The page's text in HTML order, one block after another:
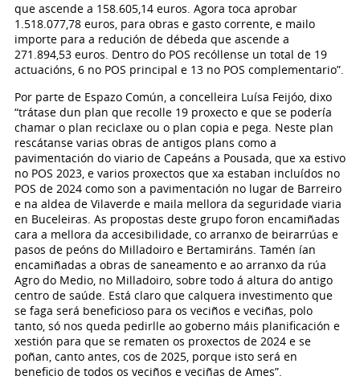
que ascende a 158.605,14 euros. Agora toca aprobar
1.518.077,78 euros, para obras e gasto corrente, e mailo
importe para a redución de débeda que ascende a
271.894,53 euros. Dentro do POS recóllense un total de 19
actuacións, 6 no POS principal e 13 no POS complementario”.
Por parte de Espazo Común, a concelleira Luísa Feijóo, dixo
“trátase dun plan que recolle 19 proxecto e que se podería
chamar o plan reciclaxe ou o plan copia e pega. Neste plan
rescátanse varias obras de antigos plans como a
pavimentación do viario de Capeáns a Pousada, que xa estivo
no POS 2023, e varios proxectos que xa estaban incluídos no
POS de 2024 como son a pavimentación no lugar de Barreiro
e na aldea de Vilaverde e maila mellora da seguridade viaria
en Buceleiras. As propostas deste grupo foron encamiñadas
cara a mellora da accesibilidade, co arranxo de beirarrúas e
pasos de peóns do Milladoiro e Bertamiráns. Tamén ían
encamiñadas a obras de saneamento e ao arranxo da rúa
Agro do Medio, no Milladoiro, sobre todo á altura do antigo
centro de saúde. Está claro que calquera investimento que
se faga será beneficioso para os veciños e veciñas, polo
tanto, só nos queda pedirlle ao goberno máis planificación e
xestión para que se rematen os proxectos de 2024 e se
poñan, canto antes, cos de 2025, porque isto será en
beneficio de todos os veciños e veciñas de Ames”.